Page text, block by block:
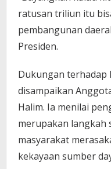
ratusan triliun itu
pembangunan
Presiden.
Dukungan terhadap
disampaikan
Halim. Ia menilai
merupakan langkah
masyarakat
kekayaan sumber